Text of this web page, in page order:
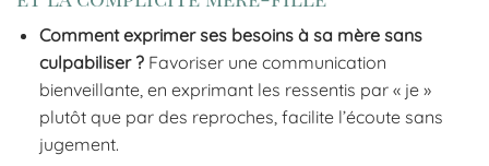
Comment exprimer ses besoins à sa mère sans
culpabiliser ?Favoriser une communication
bienveillante, en exprimant les ressentis par « je »
plutôt que par des reproches, facilite l’écoute sans
jugement.